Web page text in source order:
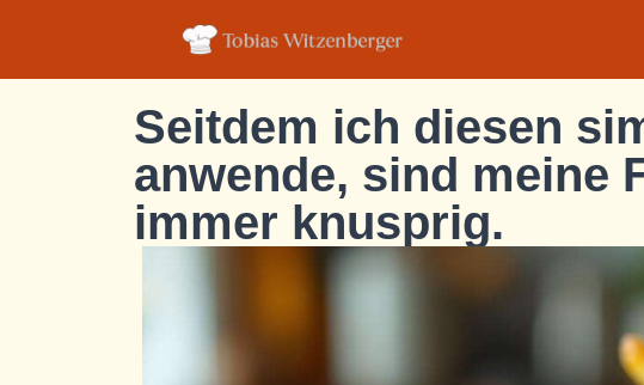
Seitdem ich diesen
anwende, sind meine
immer knusprig.